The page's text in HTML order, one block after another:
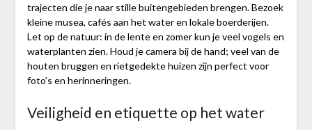
trajecten die je naar stille buitengebieden brengen. Bezoek
kleine musea, cafés aan het water en lokale boerderijen.
Let op de natuur: in de lente en zomer kun je veel vogels en
waterplanten zien. Houd je camera bij de hand; veel van de
houten bruggen en rietgedekte huizen zijn perfect voor
foto’s en herinneringen.
Veiligheid en etiquette op het water